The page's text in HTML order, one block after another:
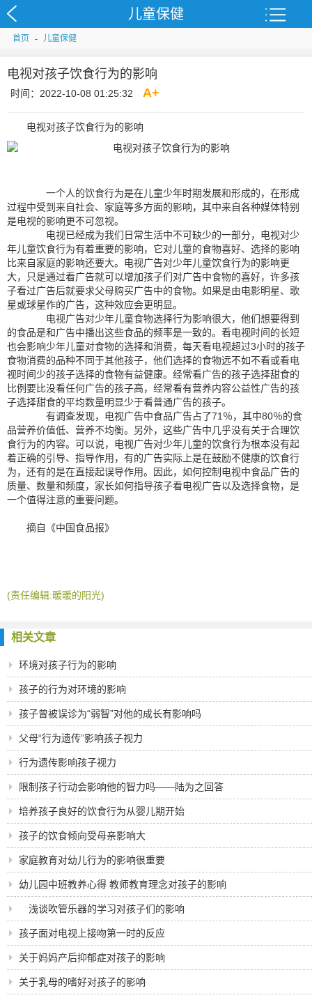
儿童保健
首页 - 儿童保健
电视对孩子饮食行为的影响
时间：2022-10-08 01:25:32 A+
电视对孩子饮食行为的影响
一个人的饮食行为是在儿童少年时期发展和形成的，在形成
过程中受到来自社会、家庭等多方面的影响，其中来自各种媒体特别
是电视的影响更不可忽视。
电视已经成为我们日常生活中不可缺少的一部分，电视对少
年儿童饮食行为有着重要的影响，它对儿童的食物喜好、选择的影响
比来自家庭的影响还要大。电视广告对少年儿童饮食行为的影响更
大，只是通过看广告就可以增加孩子们对广告中食物的喜好，许多孩
子看过广告后就要求父母购买广告中的食物。如果是由电影明星、歌
星或球星作的广告，这种效应会更明显。
电视广告对少年儿童食物选择行为影响很大，他们想要得到
的食品是和广告中播出这些食品的频率是一致的。看电视时间的长短
也会影响少年儿童对食物的选择和消费，每天看电视超过3小时的孩子
食物消费的品种不同于其他孩子，他们选择的食物远不如不看或看电
视时间少的孩子选择的食物有益健康。经常看广告的孩子选择甜食的
比例要比没看任何广告的孩子高，经常看有营养内容公益性广告的孩
子选择甜食的平均数量明显少于看普通广告的孩子。
有调查发现，电视广告中食品广告占了71％，其中80％的食
品营养价值低、营养不均衡。另外，这些广告中几乎没有关于合理饮
食行为的内容。可以说，电视广告对少年儿童的饮食行为根本没有起
着正确的引导、指导作用，有的广告实际上是在鼓励不健康的饮食行
为，还有的是在直接起误导作用。因此，如何控制电视中食品广告的
质量、数量和频度，家长如何指导孩子看电视广告以及选择食物，是
一个值得注意的重要问题。
摘自《中国食品报》
(责任编辑:暖暖的阳光)
相关文章
环境对孩子行为的影响
孩子的行为对环境的影响
孩子曾被误诊为“弱智”对他的成长有影响吗
父母“行为遗传”影响孩子视力
行为遗传影响孩子视力
限制孩子行动会影响他的智力吗――陆为之回答
培养孩子良好的饮食行为从婴儿期开始
孩子的饮食倾向受母亲影响大
家庭教育对幼儿行为的影响很重要
幼儿园中班教养心得 教师教育理念对孩子的影响
浅谈吹管乐器的学习对孩子们的影响
孩子面对电视上接吻第一时的反应
关于妈妈产后抑郁症对孩子的影响
关于乳母的嗜好对孩子的影响